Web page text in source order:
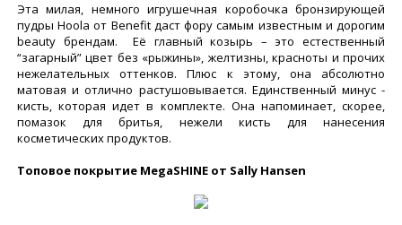
Эта милая, немного игрушечная коробочка бронзирующей
пудры Hoola от Benefit даст фору самым известным и дорогим
beauty брендам. Её главный козырь – это естественный
“загарный” цвет без «рыжины», желтизны, красноты и прочих
нежелательных оттенков. Плюс к этому, она абсолютно
матовая и отлично растушовывается. Единственный минус -
кисть, которая идет в комплекте. Она напоминает, скорее,
помазок для бритья, нежели кисть для нанесения
косметических продуктов.
Топовое покрытие MegaSHINE от Sally Hansen